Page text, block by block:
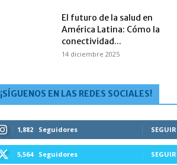
El futuro de la salud en
América Latina: Cómo la
conectividad...
14 diciembre 2025
¡SÍGUENOS EN LAS REDES SOCIALES!
1,882 Seguidores SEGUIR
5,564 Seguidores SEGUIR